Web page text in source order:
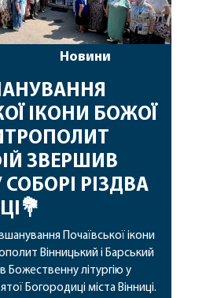
Новини
ІКОНИ БОЖОЇ
ЗВЕРШИВ
СОБОРІ РІЗДВА
Почаївської ікони
Вінницький і Барський
Божественну літургію у
Богородиці міста Вінниці.